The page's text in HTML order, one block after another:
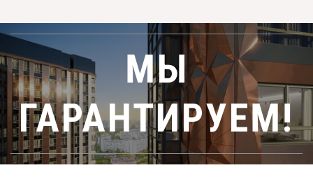
МЫ
ГАРАНТИРУЕМ!­­